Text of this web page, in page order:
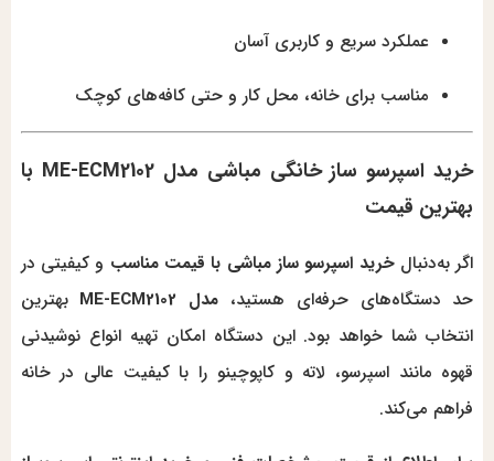
عملکرد سریع و کاربری آسان
مناسب برای خانه، محل کار و حتی کافه‌های کوچک
خرید اسپرسو ساز خانگی مباشی مدل ME-ECM2102 با
بهترین قیمت
اگر به‌دنبالخرید اسپرسو ساز مباشی با قیمت مناسب و کیفیتی در
حد دستگاه‌های حرفه‌ای هستید، مدل ME-ECM2102
بهترین
انتخاب شما خواهد بود. این دستگاه امکان تهیه انواع نوشیدنی
قهوه مانند اسپرسو، لاته و کاپوچینو را با کیفیت عالی در خانه
فراهم می‌کند.